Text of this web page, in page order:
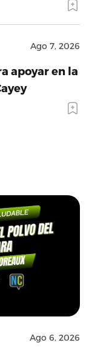
Ago 7, 2026
apoyar en la
Ago 6, 2026